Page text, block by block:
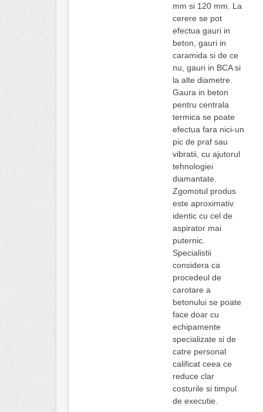
mm si 120 mm. La
cerere se pot
efectua gauri in
beton, gauri in
caramida si de ce
nu, gauri in BCA si
la alte diametre.
Gaura in beton
pentru centrala
termica se poate
efectua fara nici-un
pic de praf sau
vibratii, cu ajutorul
tehnologiei
diamantate.
Zgomotul produs
este aproximativ
identic cu cel de
aspirator mai
puternic.
Specialistii
considera ca
procedeul de
carotare a
betonului se poate
face doar cu
echipamente
specializate si de
catre personal
calificat ceea ce
reduce clar
costurile si timpul
de executie.